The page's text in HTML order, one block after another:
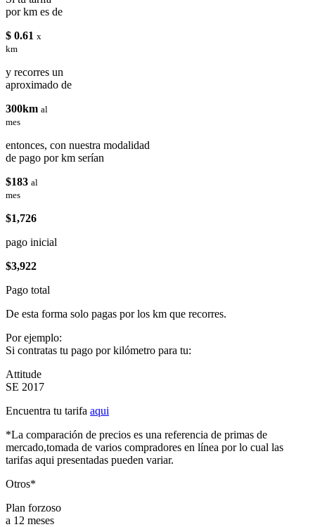
por km es de
$ 0.61 x
km
y recorres un
aproximado de
300km al
mes
entonces, con nuestra modalidad
de pago por km serían
$183 al
mes
$1,726
pago inicial
$3,922
Pago total
De esta forma solo pagas por los km que recorres.
Por ejemplo:
Si contratas tu pago por kilómetro para tu:
Attitude
SE 2017
Encuentra tu tarifa aqui
*La comparación de precios es una referencia de primas de
mercado,tomada de varios compradores en línea por lo cual las
tarifas aqui presentadas pueden variar.
Otros*
Plan forzoso
a 12 meses